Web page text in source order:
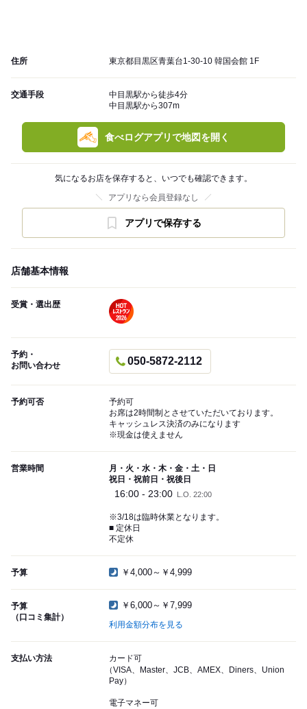
住所 東京都目黒区青葉台1-30-10 韓国会館 1F
交通手段
中目黒駅から徒歩4分
中目黒駅から307m
食べログアプリで地図を開く
気になるお店を保存すると、いつでも確認できます。
アプリなら会員登録なし
アプリで保存する
店舗基本情報
受賞・選出歴
予約・
お問い合わせ
050-5872-2112
予約可否
予約可
お席は2時間制とさせていただいております。
キャッシュレス決済のみになります
※現金は使えません
営業時間
月・火・水・木・金・土・日
祝日・祝前日・祝後日
16:00 - 23:00 L.O. 22:00
※3/18は臨時休業となります。
■ 定休日
不定休
予算 ￥4,000～￥4,999
予算
（口コミ集計）
￥6,000～￥7,999
利用金額分布を見る
支払い方法
カード可
（VISA、Master、JCB、AMEX、Diners、Union
Pay）
電子マネー可